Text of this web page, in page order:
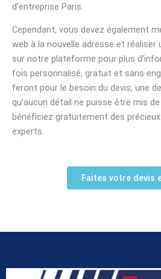
d’entreprise Paris.
Cependant, vous devez également
web à la nouvelle adresse et réaliser
sur notre plateforme pour plus
fois personnalisé, gratuit et sans
feront pour le besoin du devis, une
qu’aucun détail ne puisse être mis
bénéficiez gratuitement des
experts.
Faites votre devis